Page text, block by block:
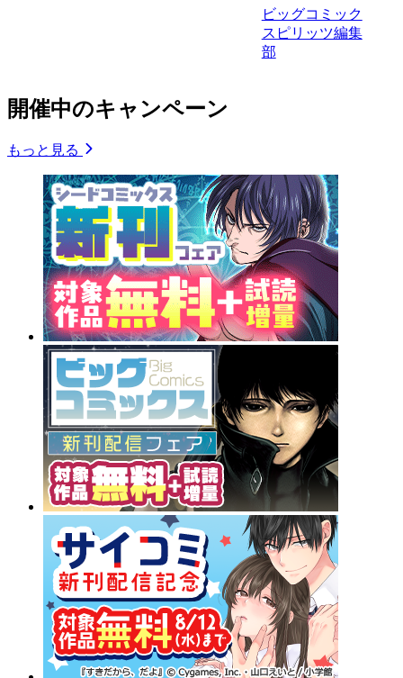
ビッグコミック
スピリッツ編集
部
開催中のキャンペーン
もっと見る